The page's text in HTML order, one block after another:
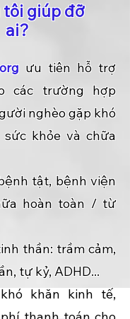
tôi giúp đỡ
ai?
ưu tiên hỗ trợ
các trường hợp
nghèo gặp khó
khỏe và chữa
tật, bệnh viện
hoàn toàn / từ
thần: trầm cảm,
tự kỷ, ADHD...
khăn kinh tế,